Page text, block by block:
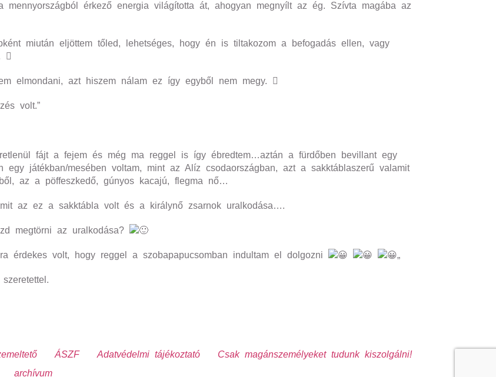
érkező energia világította át, ahogyan megnyílt az ég. Szívta magába az
miután eljöttem tőled, lehetséges, hogy én is tiltakozom a befogadás ellen, vagy

elmondani, azt hiszem nálam ez így egyből nem megy. 
volt.”
fájt a fejem és még ma reggel is így ébredtem…aztán a fürdőben bevillant egy
játékban/mesében voltam, mint az Alíz csodaországban, azt a sakktáblaszerű valamit
az a pöffeszkedő, gúnyos kacajú, flegma nő…
az ez a sakktábla volt és a királynő zsarnok uralkodása….
megtörni az uralkodása?
érdekes volt, hogy reggel a szobapapucsomban indultam el dolgozni „
ÁSZF Adatvédelmi tájékoztató
Csak magánszemélyeket tudunk kiszolgálni!
archívum